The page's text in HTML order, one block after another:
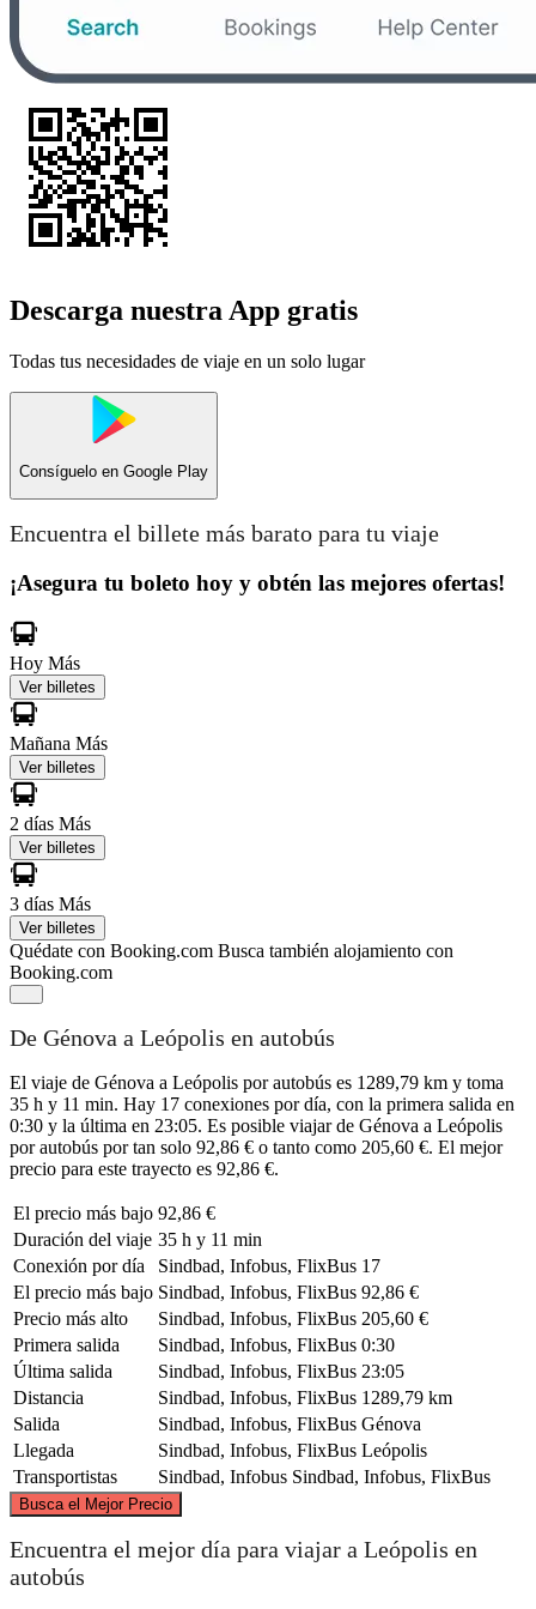
Descarga nuestra App gratis
Todas tus necesidades de viaje en un solo lugar
Consíguelo en Google Play
Encuentra el billete más barato para tu viaje
¡Asegura tu boleto hoy y obtén las mejores ofertas!
Hoy Más
Ver billetes
Mañana Más
Ver billetes
2 días Más
Ver billetes
3 días Más
Ver billetes
Quédate con Booking.com Busca también alojamiento con
Booking.com
De Génova a Leópolis en autobús
El viaje de Génova a Leópolis por autobús es 1289,79 km y toma
35 h y 11 min. Hay 17 conexiones por día, con la primera salida en
0:30 y la última en 23:05. Es posible viajar de Génova a Leópolis
por autobús por tan solo 92,86 € o tanto como 205,60 €. El mejor
precio para este trayecto es 92,86 €.
El precio más bajo 92,86 €
Duración del viaje 35 h y 11 min
Conexión por día
Sindbad, Infobus, FlixBus 17
El precio más bajo Sindbad, Infobus, FlixBus 92,86 €
Precio más alto
Sindbad, Infobus, FlixBus 205,60 €
Primera salida
Sindbad, Infobus, FlixBus 0:30
Última salida
Sindbad, Infobus, FlixBus 23:05
Distancia
Sindbad, Infobus, FlixBus 1289,79 km
Salida
Sindbad, Infobus, FlixBus Génova
Llegada
Sindbad, Infobus, FlixBus Leópolis
Transportistas
Sindbad, Infobus Sindbad, Infobus, FlixBus
Busca el Mejor Precio
Lviv
©CARTO, ©OpenStreetMapcontributors
Encuentra el mejor día para viajar a Leópolis en
autobús